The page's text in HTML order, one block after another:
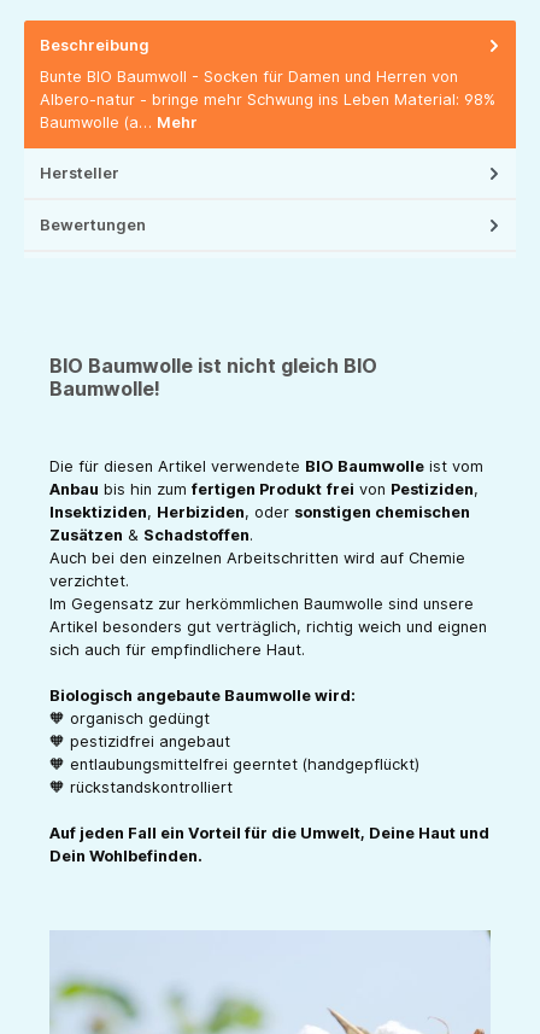
Beschreibung
Bunte BIO Baumwoll - Socken für Damen und Herren von
Albero-natur - bringe mehr Schwung ins Leben Material: 98%
Baumwolle (a… Mehr
Hersteller
Bewertungen
BIO Baumwolle ist nicht gleich BIO
Baumwolle!
Die für diesen Artikel verwendete BIO Baumwolle ist vom
Anbau bis hin zum fertigen Produkt frei von Pestiziden,
Insektiziden, Herbiziden, oder sonstigen chemischen
Zusätzen & Schadstoffen.
Auch bei den einzelnen Arbeitschritten wird auf Chemie
verzichtet.
Im Gegensatz zur herkömmlichen Baumwolle sind unsere
Artikel besonders gut verträglich, richtig weich und eignen
sich auch für empfindlichere Haut.
Biologisch angebaute Baumwolle wird:
🧡 organisch gedüngt
🧡 pestizidfrei angebaut
🧡 entlaubungsmittelfrei geerntet (handgepflückt)
🧡 rückstandskontrolliert
Auf jeden Fall ein Vorteil für die Umwelt, Deine Haut und
Dein Wohlbefinden.